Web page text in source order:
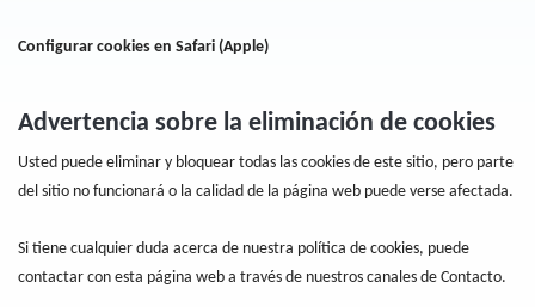
Configurar cookies en Safari (Apple)
Advertencia sobre la eliminación de cookies
Usted puede eliminar y bloquear todas las cookies de este sitio, pero parte
del sitio no funcionará o la calidad de la página web puede verse afectada.
Si tiene cualquier duda acerca de nuestra política de cookies, puede
contactar con esta página web a través de nuestros canales de Contacto.